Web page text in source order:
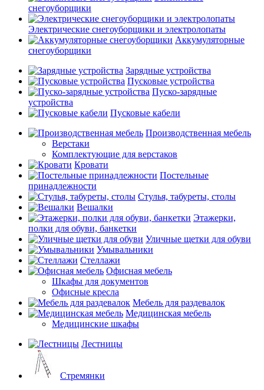
снегоуборщики
Электрические снегоуборщики и электролопаты
Аккумуляторные
снегоуборщики
Зарядные устройства
Пусковые устройства
Пуско-зарядные
устройства
Пусковые кабели
Производственная мебель
Верстаки
Комплектующие для верстаков
Кровати
Постельные
принадлежности
Стулья, табуреты, столы
Вешалки
Этажерки,
полки для обуви, банкетки
Уличные щетки для обуви
Умывальники
Стеллажи
Офисная мебель
Шкафы для документов
Офисные кресла
Мебель для раздевалок
Медицинская мебель
Медицинские шкафы
Лестницы
Стремянки